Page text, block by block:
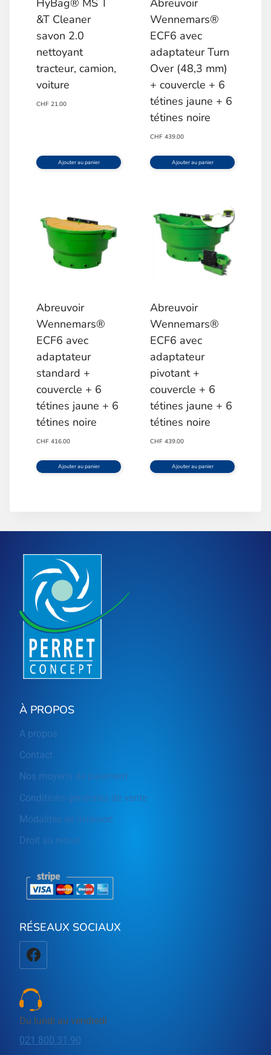
HyBag® MS T
&T Cleaner
savon 2.0
nettoyant
tracteur, camion,
voiture
CHF 21.00
Ajouter au panier
Abreuvoir
Wennemars®
ECF6 avec
adaptateur Turn
Over (48,3 mm)
+ couvercle + 6
tétines jaune + 6
tétines noire
CHF 439.00
Ajouter au panier
Abreuvoir
Wennemars®
ECF6 avec
adaptateur
standard +
couvercle + 6
tétines jaune + 6
tétines noire
CHF 416.00
Ajouter au panier
Abreuvoir
Wennemars®
ECF6 avec
adaptateur
pivotant +
couvercle + 6
tétines jaune + 6
tétines noire
CHF 439.00
Ajouter au panier
À PROPOS
A propos
Contact
Nos moyens de paiement
Conditions générales de vente
Modalités de livraison
Droit au retour
RÉSEAUX SOCIAUX
Du lundi au vendredi
021 800 31 90